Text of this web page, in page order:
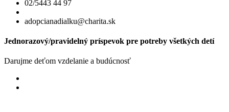
02/5443 44 97
adopcianadialku@charita.sk
Jednorazový/pravidelný príspevok pre potreby všetkých detí
Darujme deťom vzdelanie a budúcnosť